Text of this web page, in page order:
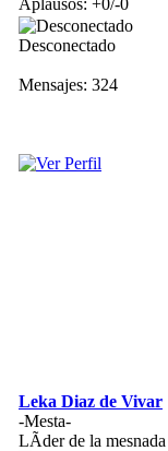
Desconectado
Mensajes: 324
Leka Diaz de Vivar
-Mesta-
LÃ­der de la mesnada